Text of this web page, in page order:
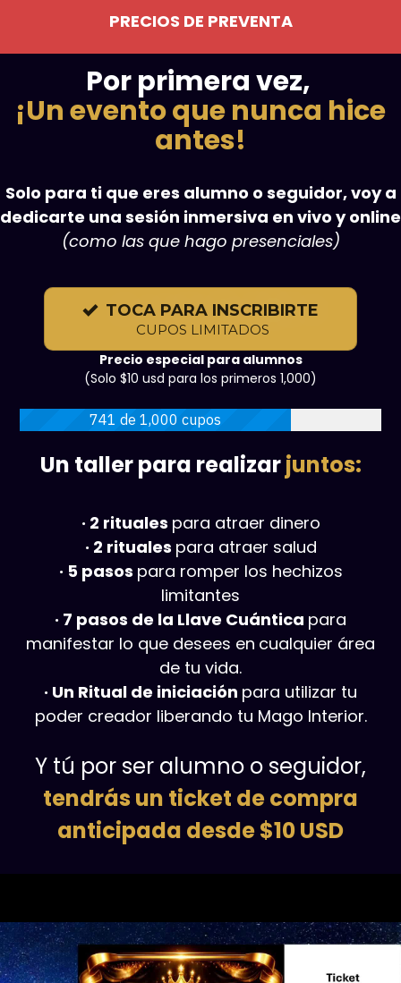
PRECIOS DE PREVENTA
Por primera vez,
¡Un evento que nunca hice
antes!
Solo para ti que eres alumno o seguidor, voy a
dedicarte una sesión inmersiva en vivo y online
(como las que hago presenciales)
TOCA PARA INSCRIBIRTE
CUPOS LIMITADOS
Precio especial para alumnos
(Solo $10 usd para los primeros 1,000)
741 de 1,000 cupos
Un taller para realizarjuntos:
· 2 rituales para atraer dinero
· 2 rituales para atraer salud
· 5 pasos para romper los hechizos
limitantes
· 7 pasos de la Llave Cuántica para
manifestar lo que desees en cualquier área
de tu vida.
· Un Ritual de iniciación para utilizar tu
poder creador liberando tu Mago Interior.
Y tú por ser alumno o seguidor,
tendrás un ticket de compra
anticipada desde $10 USD